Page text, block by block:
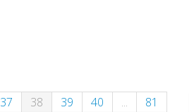
37 38 39 40 ...
81